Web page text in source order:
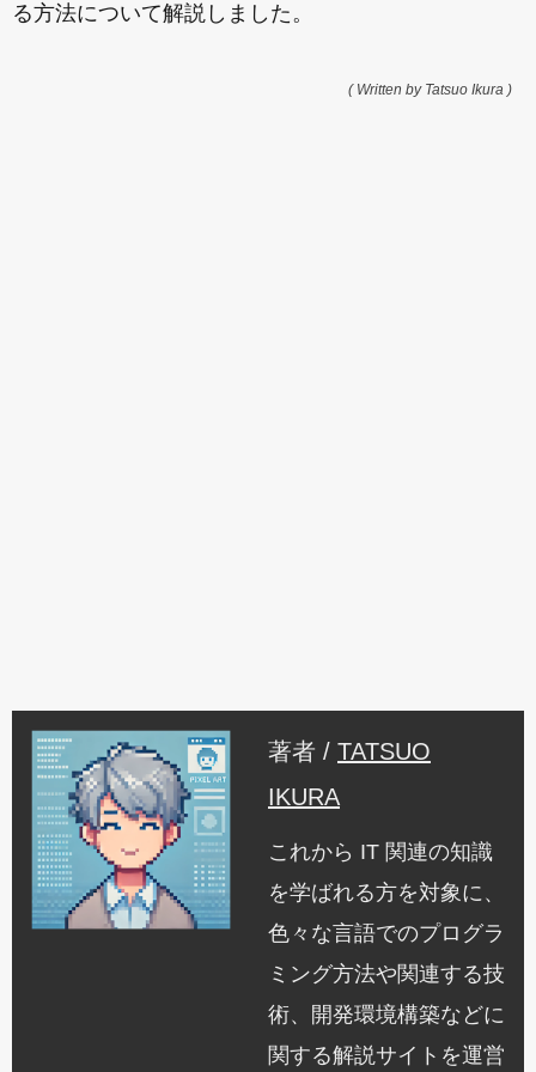
る方法について解説しました。
( Written by Tatsuo Ikura )
著者 / TATSUO
IKURA
これから IT 関連の知識
を学ばれる方を対象に、
色々な言語でのプログラ
ミング方法や関連する技
術、開発環境構築などに
関する解説サイトを運営